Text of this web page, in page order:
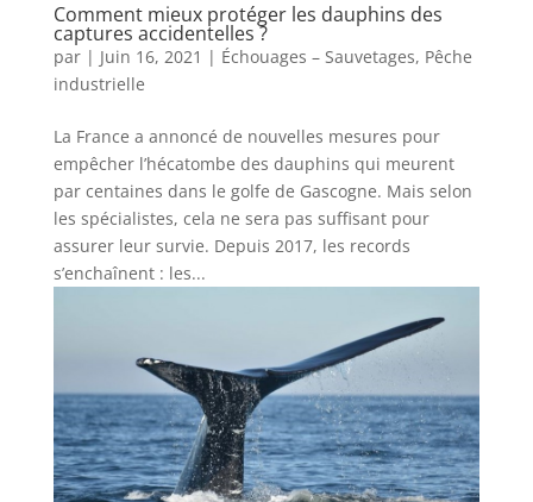
Comment mieux protéger les dauphins des
captures accidentelles ?
par | Juin 16, 2021 | Échouages – Sauvetages, Pêche
industrielle
La France a annoncé de nouvelles mesures pour
empêcher l’hécatombe des dauphins qui meurent
par centaines dans le golfe de Gascogne. Mais selon
les spécialistes, cela ne sera pas suffisant pour
assurer leur survie. Depuis 2017, les records
s’enchaînent : les...